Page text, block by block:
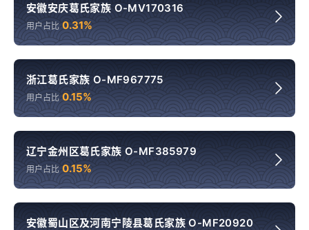
安徽安庆葛氏家族 O-MV170316
用户占比 0.31%
浙江葛氏家族 O-MF967775
用户占比 0.15%
辽宁金州区葛氏家族 O-MF385979
用户占比 0.15%
安徽蜀山区及河南宁陵县葛氏家族 O-MF20920